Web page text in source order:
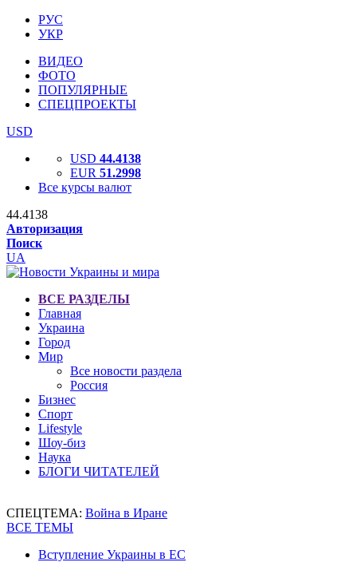
РУС
УКР
ВИДЕО
ФОТО
ПОПУЛЯРНЫЕ
СПЕЦПРОЕКТЫ
USD
USD 44.4138
EUR 51.2998
Все курсы валют
44.4138
Авторизация
Поиск
UA
ВСЕ РАЗДЕЛЫ
Главная
Украина
Город
Мир
Все новости раздела
Россия
Бизнес
Спорт
Lifestyle
Шоу-биз
Наука
БЛОГИ ЧИТАТЕЛЕЙ
СПЕЦТЕМА: Война в Иране
ВСЕ ТЕМЫ
Вступление Украины в ЕС